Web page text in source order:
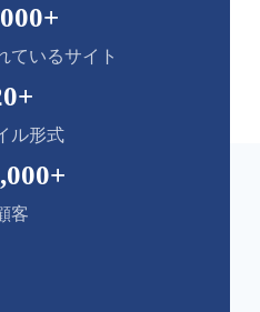
ているサイト
+
ル形式
+
客
+